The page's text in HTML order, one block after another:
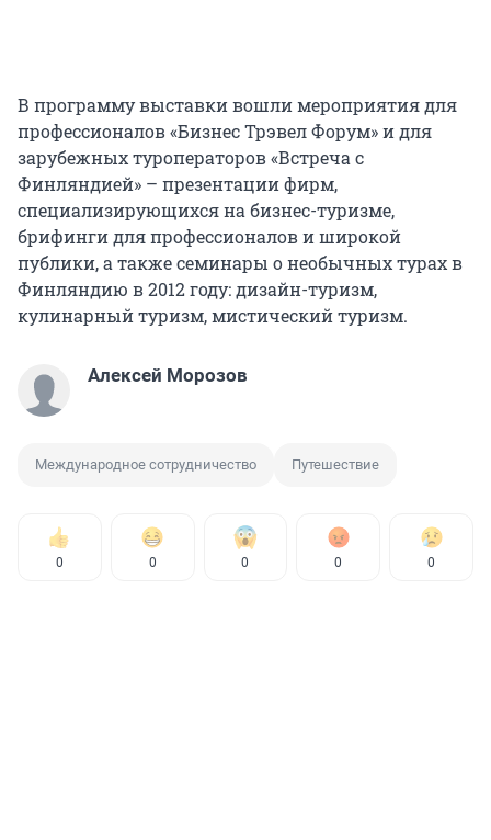
В программу выставки вошли мероприятия для
профессионалов «Бизнес Трэвел Форум» и для
зарубежных туроператоров «Встреча с
Финляндией» – презентации фирм,
специализирующихся на бизнес-туризме,
брифинги для профессионалов и широкой
публики, а также семинары о необычных турах в
Финляндию в 2012 году: дизайн-туризм,
кулинарный туризм, мистический туризм.
Алексей Морозов
Международное сотрудничество Путешествие
0 0 0 0 0